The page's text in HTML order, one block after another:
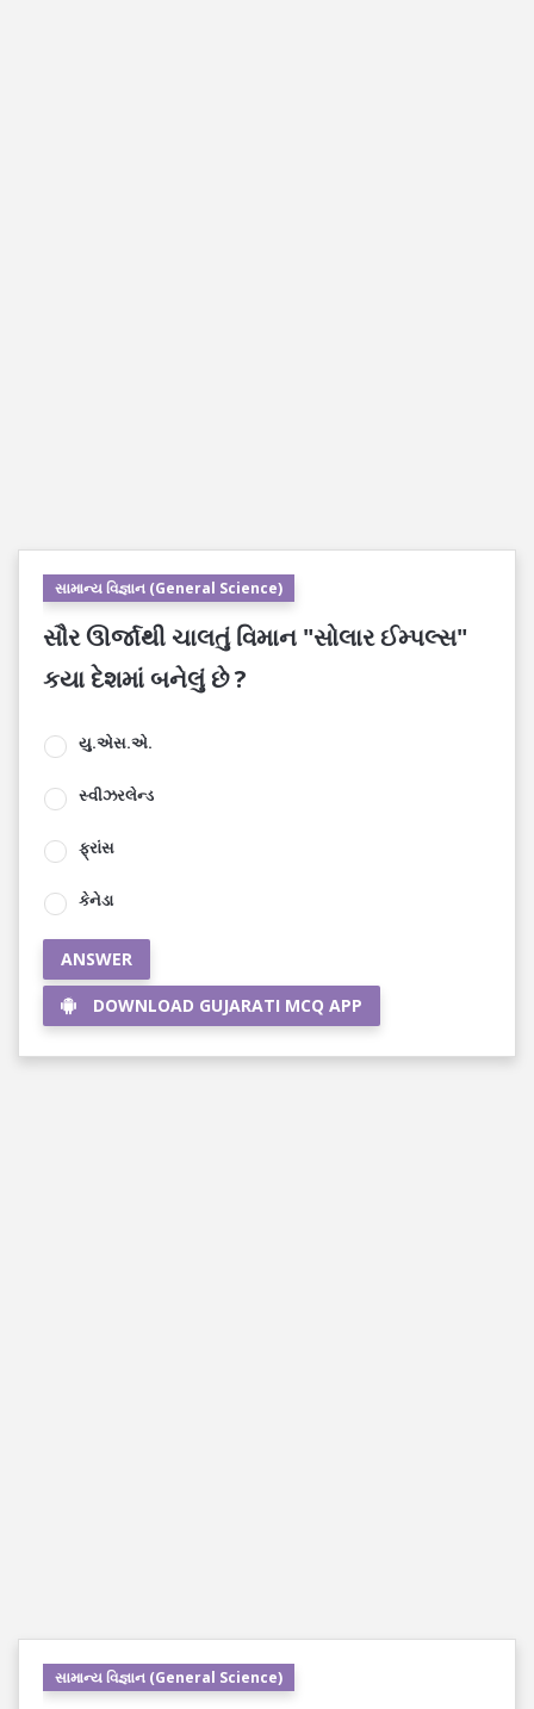
સામાન્ય વિજ્ઞાન (General Science)
સૌર ઊર્જાથી ચાલતું વિમાન "સોલાર ઈમ્પલ્સ"
કયા દેશમાં બનેલું છે ?
યુ.એસ.એ.
સ્વીઝરલેન્ડ
ફ્રાંસ
કેનેડા
ANSWER
DOWNLOAD GUJARATI MCQ APP
સામાન્ય વિજ્ઞાન (General Science)